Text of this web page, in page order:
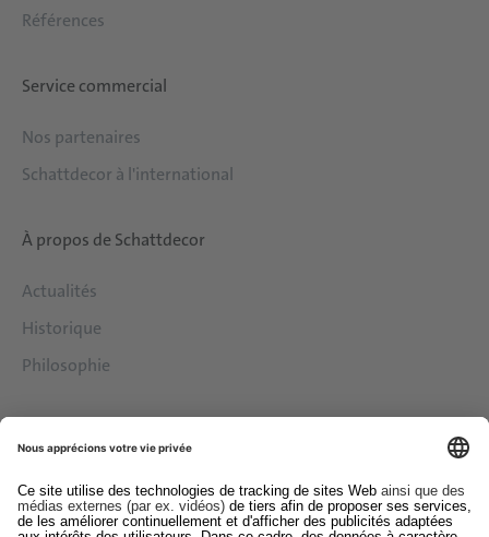
Références
Service commercial
Nos partenaires
Schattdecor à l'international
À propos de Schattdecor
Actualités
Historique
Philosophie
Downloads
Contact